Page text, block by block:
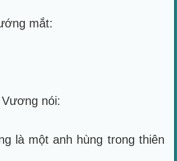
mắt:
nói:
là một anh hùng trong thiên